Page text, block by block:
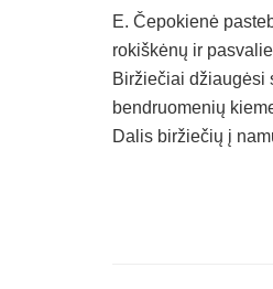
E. Čepokienė
rokiškėnų ir
Biržiečiai džiaugėsi
bendruomenių
Dalis biržiečių į